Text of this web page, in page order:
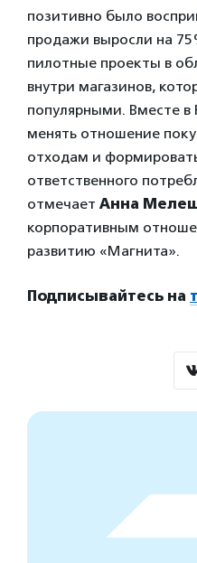
позитивно было
продажи выросли на
пилотные проекты в
внутри магазинов,
популярными. Вместе
менять отношение
отходам и
ответственного
отмечает Анна
корпоративным
развитию «Магнита».
Подписывайтесь на